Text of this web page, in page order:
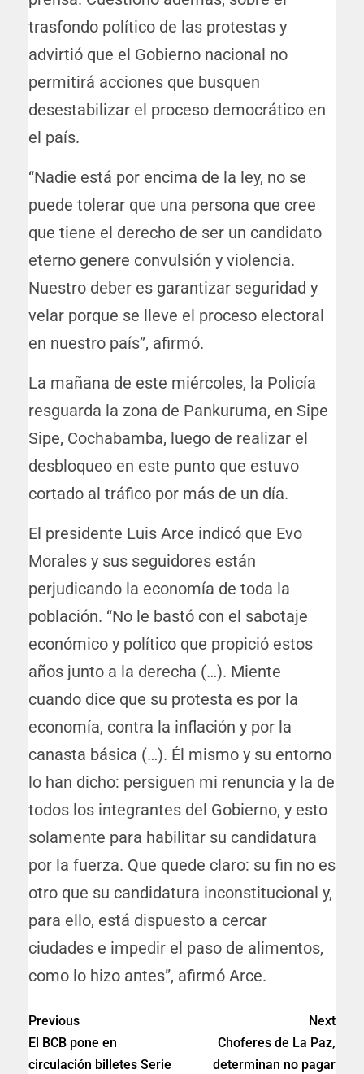
trasfondo político de las protestas y
advirtió que el Gobierno nacional no
permitirá acciones que busquen
desestabilizar el proceso democrático en
el país.
“Nadie está por encima de la ley, no se
puede tolerar que una persona que cree
que tiene el derecho de ser un candidato
eterno genere convulsión y violencia.
Nuestro deber es garantizar seguridad y
velar porque se lleve el proceso electoral
en nuestro país”, afirmó.
La mañana de este miércoles, la Policía
resguarda la zona de Pankuruma, en Sipe
Sipe, Cochabamba, luego de realizar el
desbloqueo en este punto que estuvo
cortado al tráfico por más de un día.
El presidente Luis Arce indicó que Evo
Morales y sus seguidores están
perjudicando la economía de toda la
población. “No le bastó con el sabotaje
económico y político que propició estos
años junto a la derecha (…). Miente
cuando dice que su protesta es por la
economía, contra la inflación y por la
canasta básica (…). Él mismo y su entorno
lo han dicho: persiguen mi renuncia y la de
todos los integrantes del Gobierno, y esto
solamente para habilitar su candidatura
por la fuerza. Que quede claro: su fin no es
otro que su candidatura inconstitucional y,
para ello, está dispuesto a cercar
ciudades e impedir el paso de alimentos,
como lo hizo antes”, afirmó Arce.
Previous
El BCB pone en
circulación billetes Serie
Next
Choferes de La Paz,
determinan no pagar